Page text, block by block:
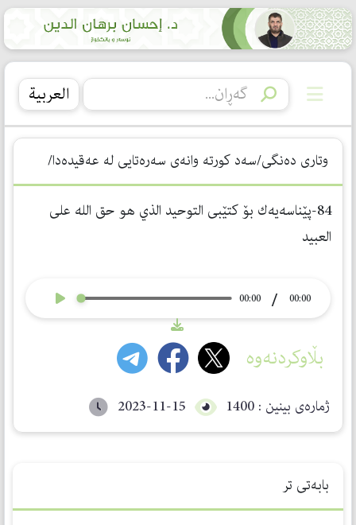
العربیة
وتاری دەنگی/سەد كورتە وانەی سەرەتایی لە عەقیدەدا/
84-پێناسەیەك بۆ كتێبی التوحید الذي هو حق الله علی
العبید
00:00
/
00:00
بڵاوکردنەوە
ژمارەی بینین : 1400 2023-11-15
بابەتی تر